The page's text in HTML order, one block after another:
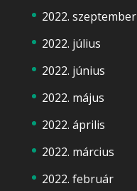
2022. szeptember
2022. július
2022. június
2022. május
2022. április
2022. március
2022. február